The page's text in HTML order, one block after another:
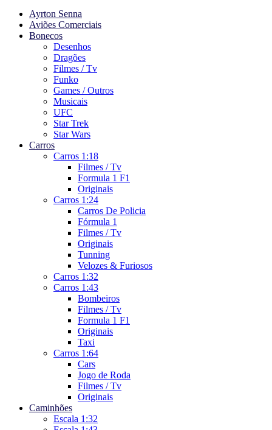
Ayrton Senna
Aviões Comerciais
Bonecos
Desenhos
Dragões
Filmes / Tv
Funko
Games / Outros
Musicais
UFC
Star Trek
Star Wars
Carros
Carros 1:18
Filmes / Tv
Formula 1 F1
Originais
Carros 1:24
Carros De Policia
Fórmula 1
Filmes / Tv
Originais
Tunning
Velozes & Furiosos
Carros 1:32
Carros 1:43
Bombeiros
Filmes / Tv
Formula 1 F1
Originais
Taxi
Carros 1:64
Cars
Jogo de Roda
Filmes / Tv
Originais
Caminhões
Escala 1:32